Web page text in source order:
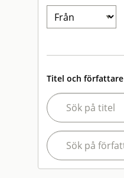
Titel och författare